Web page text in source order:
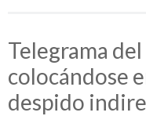
Telegrama
colocándose
despido